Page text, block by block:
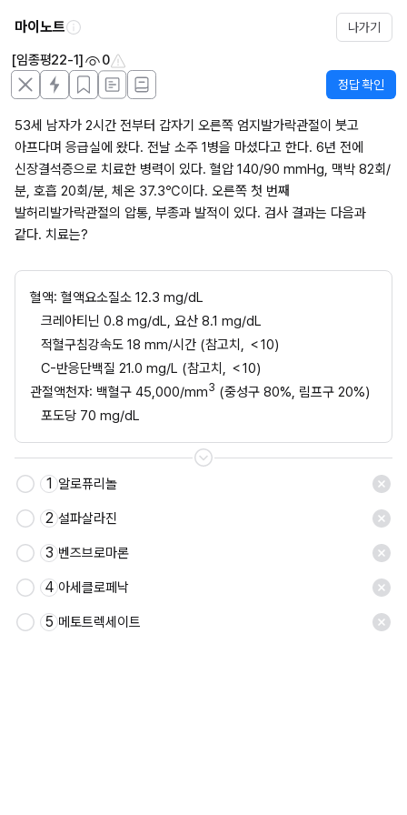
마이노트 나가기
[임종평22-1] 0
정답 확인
53세 남자가 2시간 전부터 갑자기 오른쪽 엄지발가락관절이 붓고
아프다며 응급실에 왔다. 전날 소주 1병을 마셨다고 한다. 6년 전에
신장결석증으로 치료한 병력이 있다. 혈압 140/90 mmHg, 맥박 82회/
분, 호흡 20회/분, 체온 37.3℃이다. 오른쪽 첫 번째
발허리발가락관절의 압통, 부종과 발적이 있다. 검사 결과는 다음과
같다. 치료는?
혈액: 혈액요소질소 12.3 mg/dL
크레아티닌 0.8 mg/dL, 요산 8.1 mg/dL
적혈구침강속도 18 mm/시간 (참고치, ＜10)
C-반응단백질 21.0 mg/L (참고치, ＜10)
관절액천자: 백혈구 45,000/mm3 (중성구 80%, 림프구 20%)
포도당 70 mg/dL
저장
1 알로퓨리놀
2 설파살라진
3 벤즈브로마론
4 아세클로페낙
5 메토트렉세이트